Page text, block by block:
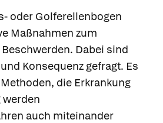
oder Golferellenbogen
Maßnahmen zum
Dabei sind
Konsequenz gefragt. Es
die Erkrankung
werden
auch miteinander